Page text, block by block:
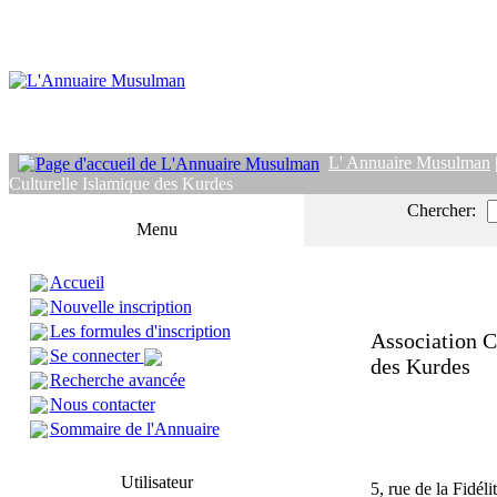
L' Annuaire Musulman
Culturelle Islamique des Kurdes
Menu
Accueil
Nouvelle inscription
Les formules d'inscription
Se connecter
Recherche avancée
Nous contacter
Sommaire de l'Annuaire
Utilisateur
Chercher:
Association
des Kurdes
5, rue de la